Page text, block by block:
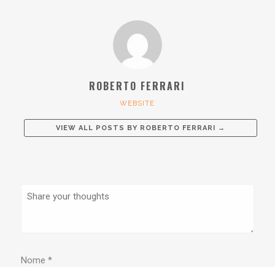
ROBERTO FERRARI
WEBSITE
VIEW ALL POSTS BY ROBERTO FERRARI →
Nome*